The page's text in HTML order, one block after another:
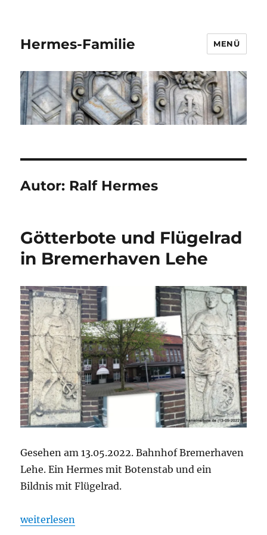
Hermes-Familie MENÜ
Autor: Ralf Hermes
Götterbote und Flügelrad
in Bremerhaven Lehe
Gesehen am 13.05.2022. Bahnhof Bremerhaven
Lehe. Ein Hermes mit Botenstab und ein
Bildnis mit Flügelrad.
„Götterbote und Flügelrad in Bremerhaven Lehe“
weiterlesen